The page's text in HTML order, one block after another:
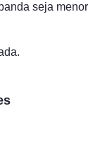
seja menor